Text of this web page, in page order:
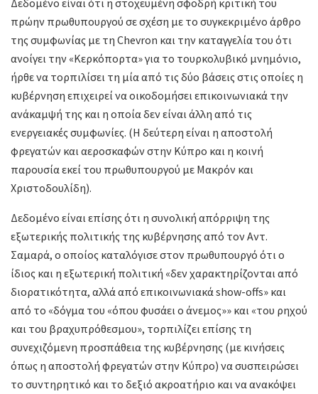
πρώην πρωθυπουργού σε σχέση με το συγκεκριμένο άρθρο
της συμφωνίας με τη Chevron και την καταγγελία του ότι
ανοίγει την «Κερκόπορτα» για το τουρκολυβικό μνημόνιο,
ήρθε να τορπιλίσει τη μία από τις δύο βάσεις στις οποίες η
κυβέρνηση επιχειρεί να οικοδομήσει επικοινωνιακά την
ανάκαμψή της και η οποία δεν είναι άλλη από τις
ενεργειακές συμφωνίες. (Η δεύτερη είναι η αποστολή
φρεγατών και αεροσκαφών στην Κύπρο και η κοινή
παρουσία εκεί του πρωθυπουργού με Μακρόν και
Χριστοδουλίδη).
Δεδομένο είναι επίσης ότι η συνολική απόρριψη της
εξωτερικής πολιτικής της κυβέρνησης από τον Αντ.
Σαμαρά, ο οποίος καταλόγισε στον πρωθυπουργό ότι ο
ίδιος και η εξωτερική πολιτική «δεν χαρακτηρίζονται από
διορατικότητα, αλλά από επικοινωνιακά show-offs» και
από το «δόγμα του «όπου φυσάει ο άνεμος»» και «του ρηχού
και του βραχυπρόθεσμου», τορπιλίζει επίσης τη
συνεχιζόμενη προσπάθεια της κυβέρνησης (με κινήσεις
όπως η αποστολή φρεγατών στην Κύπρο) να συσπειρώσει
το συντηρητικό και το δεξιό ακροατήριο και να ανακόψει